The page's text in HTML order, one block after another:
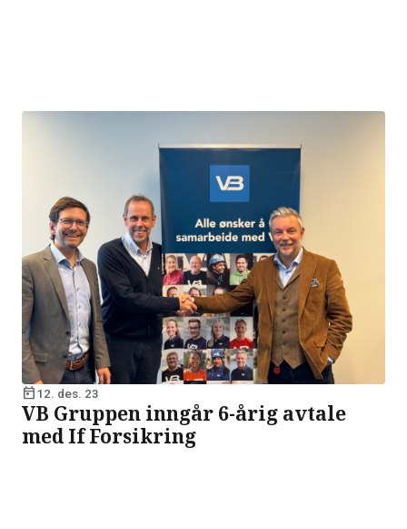
today12. des. 23
VB Gruppen inngår 6-årig avtale
med If Forsikring